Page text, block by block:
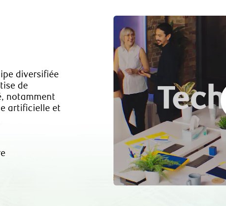
diversifiée
de
notamment
artificielle et